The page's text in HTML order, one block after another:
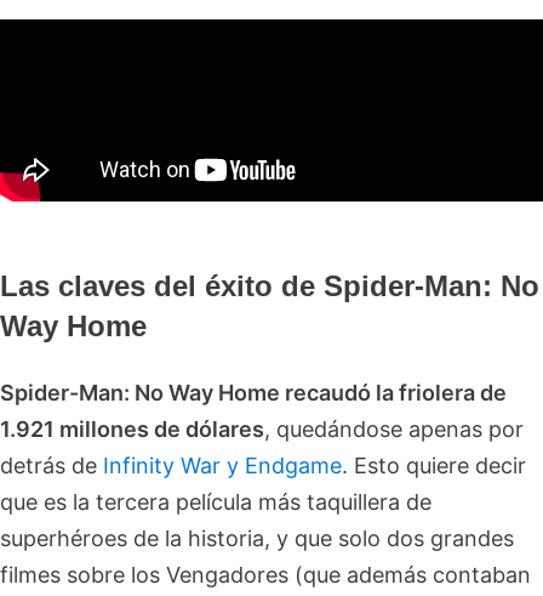
Las claves del éxito de Spider-Man: No
Way Home
Spider-Man: No Way Home recaudó la friolera de
1.921 millones de dólares, quedándose apenas por
detrás de Infinity War y Endgame. Esto quiere decir
que es la tercera película más taquillera de
superhéroes de la historia, y que solo dos grandes
filmes sobre los Vengadores (que además contaban